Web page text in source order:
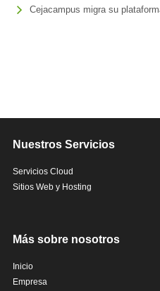
Cejacampus migra su
Nuestros Servicios
Servicios Cloud
Sitios Web y Hosting
Más sobre nosotros
Inicio
Empresa